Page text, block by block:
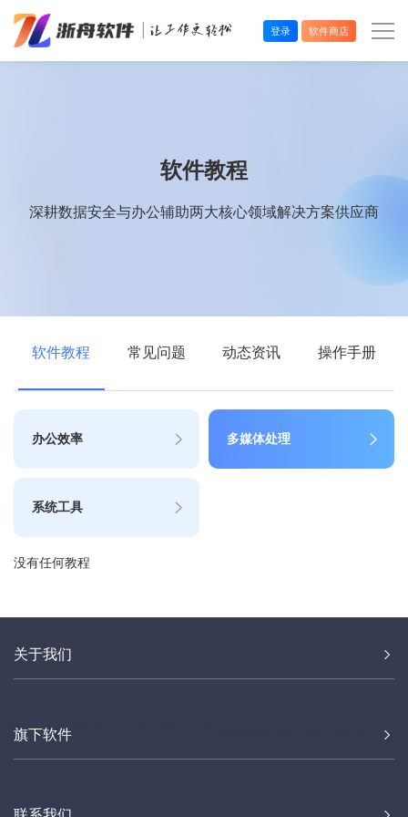
登录 软件商店
软件教程
深耕数据安全与办公辅助两大核心领域解决方案供应商
软件教程 常见问题 动态资讯 操作手册
办公效率 多媒体处理
系统工具
没有任何教程
关于我们
旗下软件